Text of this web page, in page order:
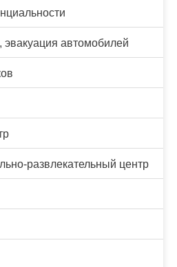
автомобилей
развлекательный центр